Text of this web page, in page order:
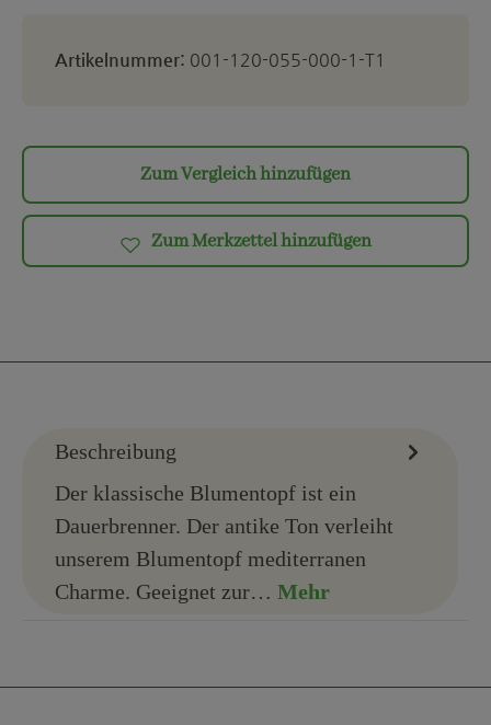
Artikelnummer: 001-120-055-000-1-T1
Zum Vergleich hinzufügen
Zum Merkzettel hinzufügen
Beschreibung
Der klassische Blumentopf ist ein
Dauerbrenner. Der antike Ton verleiht
unserem Blumentopf mediterranen
Charme. Geeignet zur… Mehr